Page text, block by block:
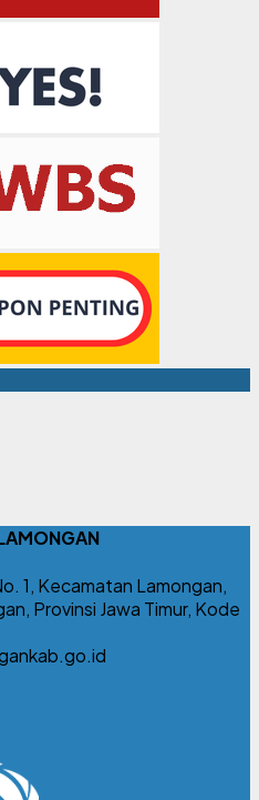
1, Kecamatan Lamongan,
Provinsi Jawa Timur, Kode